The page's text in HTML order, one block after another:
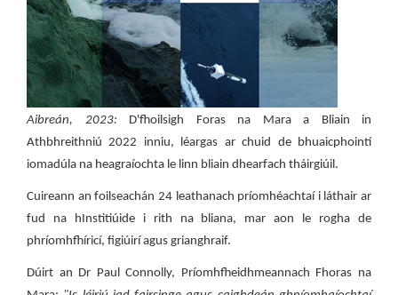
Aibreán, 2023: D'fhoilsigh Foras na Mara a Bliain in
Athbhreithniú 2022 inniu, léargas ar chuid de bhuaicphointí
iomadúla na heagraíochta le linn bliain dhearfach tháirgiúil.
Cuireann an foilseachán 24 leathanach príomhéachtaí i láthair ar
fud na hInstitiúide i rith na bliana, mar aon le rogha de
phríomhfhíricí, figiúirí agus grianghraif.
Dúirt an Dr Paul Connolly, Príomhfheidhmeannach Fhoras na